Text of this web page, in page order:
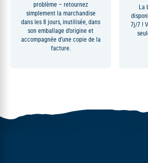
problème – retournez
simplement la marchandise
dans les 8 jours, inutilisée, dans
son emballage d’origine et
accompagnée d’une copie de la
facture.
La
7j/7 !